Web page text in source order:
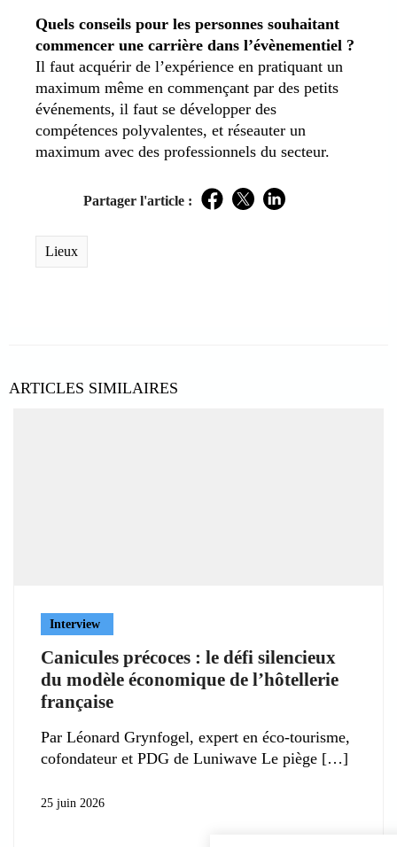
Quels conseils pour les personnes souhaitant
commencer une carrière dans l’évènementiel ?
Il faut acquérir de l’expérience en pratiquant un
maximum même en commençant par des petits
événements, il faut se développer des
compétences polyvalentes, et réseauter un
maximum avec des professionnels du secteur.
Partager l'article : Facebook
TwitterLinkedIn
Lieux
ARTICLES SIMILAIRES
Interview
Canicules précoces : le défi silencieux
du modèle économique de l’hôtellerie
française
Par Léonard Grynfogel, expert en éco-tourisme,
cofondateur et PDG de Luniwave Le piège
25 juin 2026